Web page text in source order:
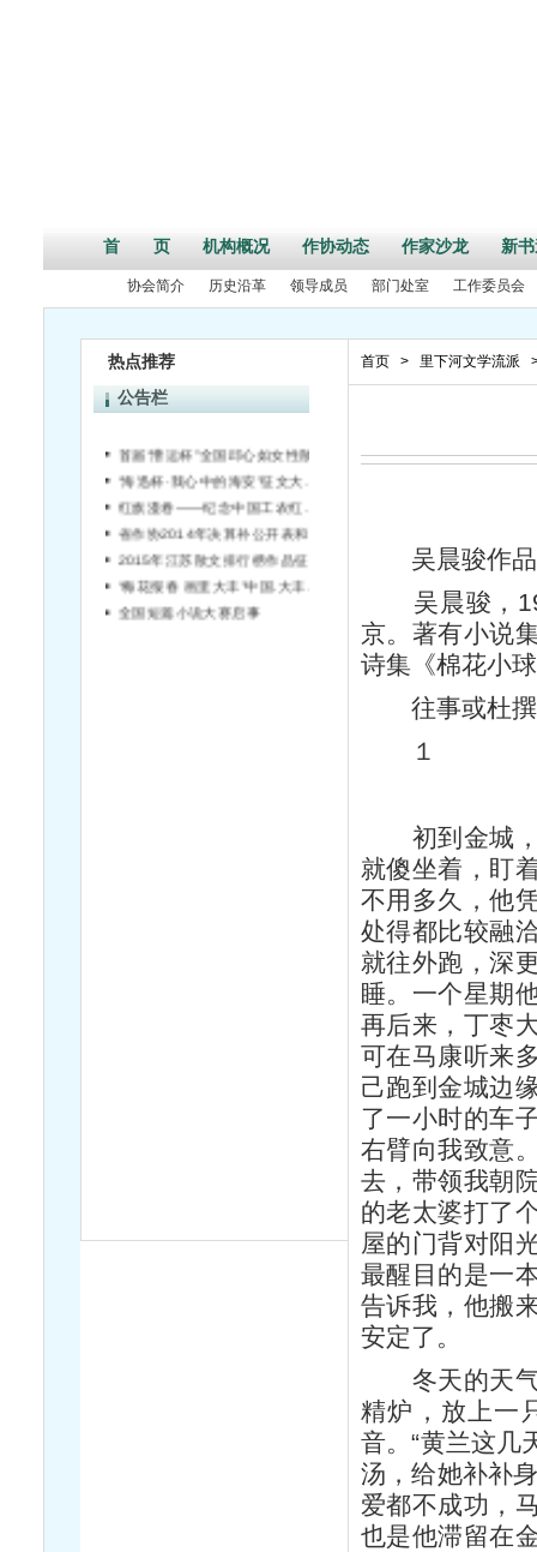
首 页 机构概况 作协动态 作家沙龙 新
协会简介 历史沿革 领导成员 部门处室 工作委员会
热点推荐
公告栏
首页 > 里下河文学流派
吴晨骏作
吴晨骏，
京。著有小说
诗集《棉花小
往事或杜撰
１
初到金城，
就傻坐着，盯
不用多久，他
处得都比较融
就往外跑，深
睡。一个星期
再后来，丁枣
可在马康听来
己跑到金城边
了一小时的车
右臂向我致意
去，带领我朝
的老太婆打了
屋的门背对阳
最醒目的是一
告诉我，他搬
安定了。
冬天的天气
精炉，放上一
音。“黄兰这几
汤，给她补补
爱都不成功，
也是他滞留在